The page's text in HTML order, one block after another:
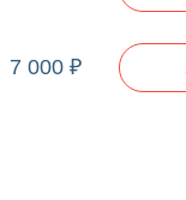
7 000 ₽